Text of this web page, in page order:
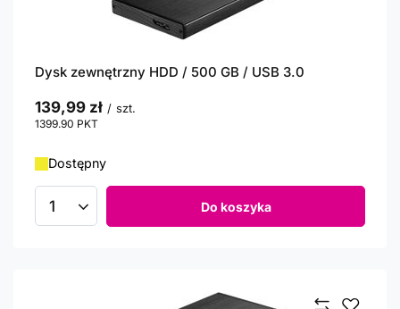
Dysk zewnętrzny HDD / 500 GB / USB 3.0
139,99 zł / szt.
1399.90 PKT
Dostępny
Ilość produktów Do koszyka